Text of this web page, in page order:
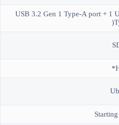
1 USB 3.2 Gen 1 Type-A port + 1